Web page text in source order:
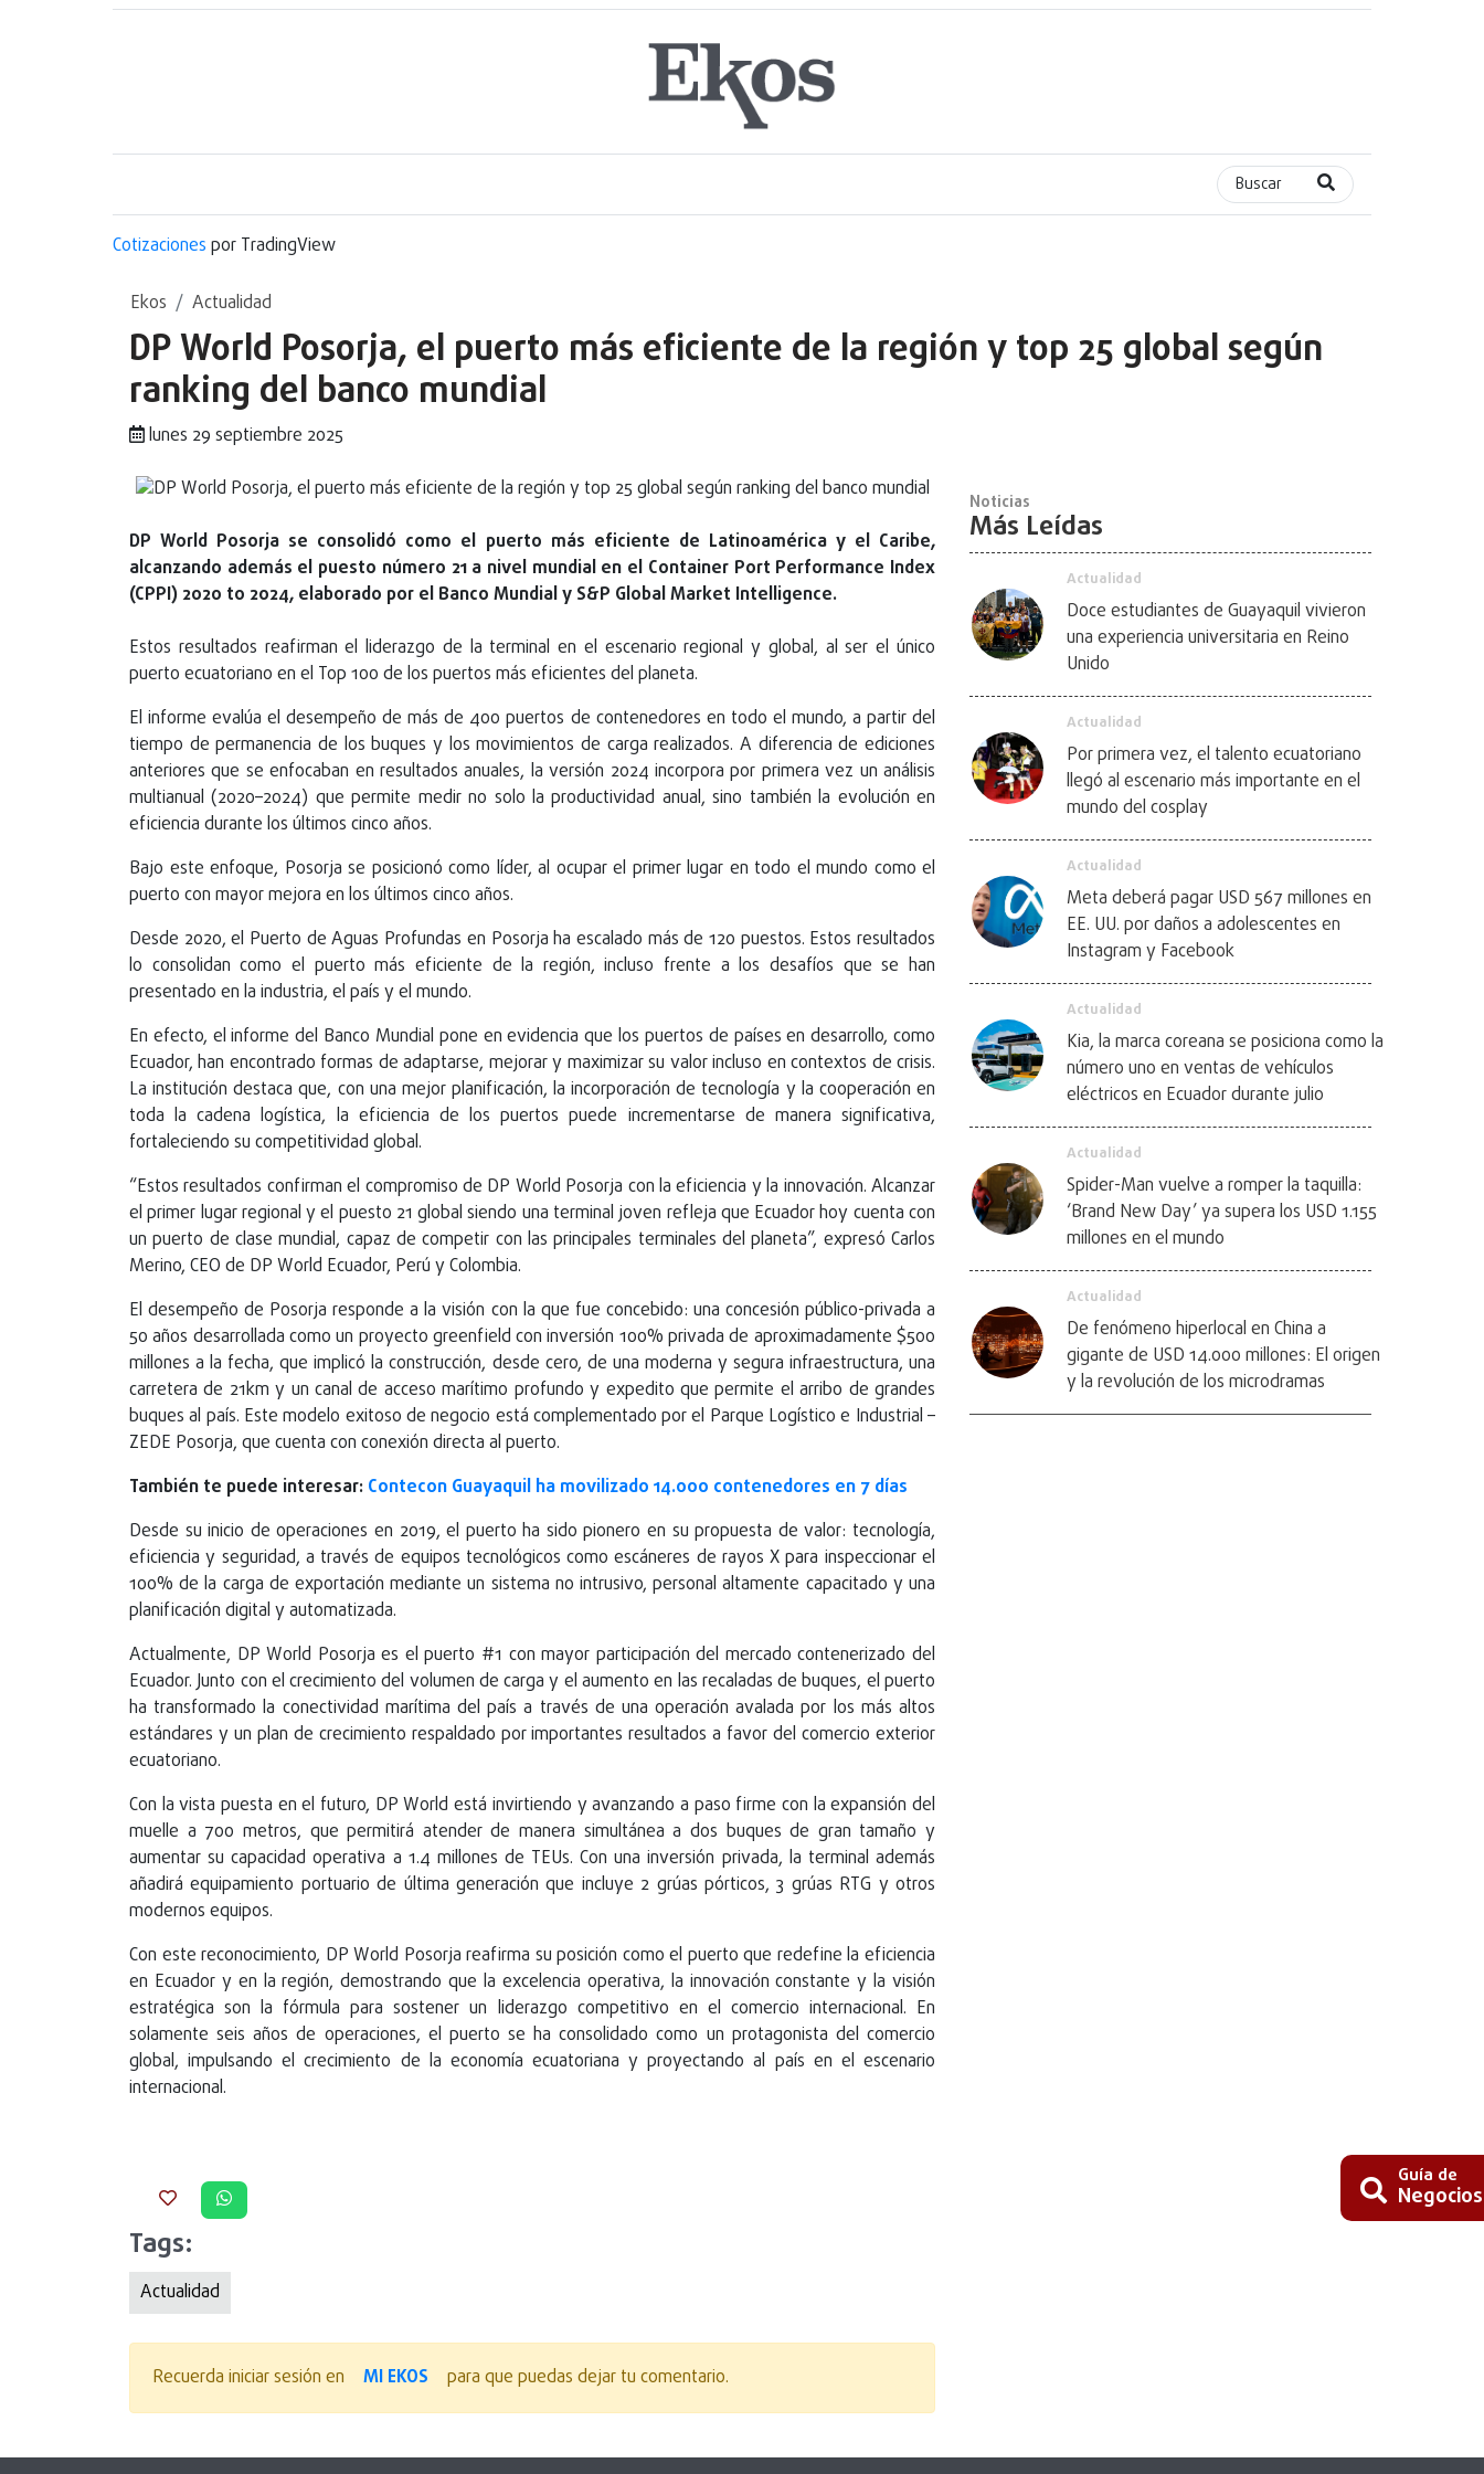
Buscar
Cotizaciones por TradingView
Ekos Actualidad
DP World Posorja, el puerto más eficiente de la región y top 25 global según
ranking del banco mundial
lunes 29 septiembre 2025
DP World Posorja se consolidó como el puerto más eficiente de Latinoamérica y el Caribe,
alcanzando además el puesto número 21 a nivel mundial en el Container Port Performance Index
(CPPI) 2020 to 2024, elaborado por el Banco Mundial y S&P Global Market Intelligence.
Estos resultados reafirman el liderazgo de la terminal en el escenario regional y global, al ser el único
puerto ecuatoriano en el Top 100 de los puertos más eficientes del planeta.
El informe evalúa el desempeño de más de 400 puertos de contenedores en todo el mundo, a partir del
tiempo de permanencia de los buques y los movimientos de carga realizados. A diferencia de ediciones
anteriores que se enfocaban en resultados anuales, la versión 2024 incorpora por primera vez un análisis
multianual (2020–2024) que permite medir no solo la productividad anual, sino también la evolución en
eficiencia durante los últimos cinco años.
Bajo este enfoque, Posorja se posicionó como líder, al ocupar el primer lugar en todo el mundo como el
puerto con mayor mejora en los últimos cinco años.
Desde 2020, el Puerto de Aguas Profundas en Posorja ha escalado más de 120 puestos. Estos resultados
lo consolidan como el puerto más eficiente de la región, incluso frente a los desafíos que se han
presentado en la industria, el país y el mundo.
En efecto, el informe del Banco Mundial pone en evidencia que los puertos de países en desarrollo, como
Ecuador, han encontrado formas de adaptarse, mejorar y maximizar su valor incluso en contextos de crisis.
La institución destaca que, con una mejor planificación, la incorporación de tecnología y la cooperación en
toda la cadena logística, la eficiencia de los puertos puede incrementarse de manera significativa,
fortaleciendo su competitividad global.
“Estos resultados confirman el compromiso de DP World Posorja con la eficiencia y la innovación. Alcanzar
el primer lugar regional y el puesto 21 global siendo una terminal joven refleja que Ecuador hoy cuenta con
un puerto de clase mundial, capaz de competir con las principales terminales del planeta”, expresó Carlos
Merino, CEO de DP World Ecuador, Perú y Colombia.
El desempeño de Posorja responde a la visión con la que fue concebido: una concesión público-privada a
50 años desarrollada como un proyecto greenfield con inversión 100% privada de aproximadamente $500
millones a la fecha, que implicó la construcción, desde cero, de una moderna y segura infraestructura, una
carretera de 21km y un canal de acceso marítimo profundo y expedito que permite el arribo de grandes
buques al país. Este modelo exitoso de negocio está complementado por el Parque Logístico e Industrial –
ZEDE Posorja, que cuenta con conexión directa al puerto.
También te puede interesar: Contecon Guayaquil ha movilizado 14.000 contenedores en 7 días
Desde su inicio de operaciones en 2019, el puerto ha sido pionero en su propuesta de valor: tecnología,
eficiencia y seguridad, a través de equipos tecnológicos como escáneres de rayos X para inspeccionar el
100% de la carga de exportación mediante un sistema no intrusivo, personal altamente capacitado y una
planificación digital y automatizada.
Actualmente, DP World Posorja es el puerto #1 con mayor participación del mercado contenerizado del
Ecuador. Junto con el crecimiento del volumen de carga y el aumento en las recaladas de buques, el puerto
ha transformado la conectividad marítima del país a través de una operación avalada por los más altos
estándares y un plan de crecimiento respaldado por importantes resultados a favor del comercio exterior
ecuatoriano.
Con la vista puesta en el futuro, DP World está invirtiendo y avanzando a paso firme con la expansión del
muelle a 700 metros, que permitirá atender de manera simultánea a dos buques de gran tamaño y
aumentar su capacidad operativa a 1.4 millones de TEUs. Con una inversión privada, la terminal además
añadirá equipamiento portuario de última generación que incluye 2 grúas pórticos, 3 grúas RTG y otros
modernos equipos.
Con este reconocimiento, DP World Posorja reafirma su posición como el puerto que redefine la eficiencia
en Ecuador y en la región, demostrando que la excelencia operativa, la innovación constante y la visión
estratégica son la fórmula para sostener un liderazgo competitivo en el comercio internacional. En
solamente seis años de operaciones, el puerto se ha consolidado como un protagonista del comercio
global, impulsando el crecimiento de la economía ecuatoriana y proyectando al país en el escenario
internacional.
Tags:
Actualidad
Recuerda iniciar sesión en MI EKOS para que puedas dejar tu comentario.
Noticias
Más Leídas
Actualidad
Doce estudiantes de Guayaquil vivieron
una experiencia universitaria en Reino
Unido
Actualidad
Por primera vez, el talento ecuatoriano
llegó al escenario más importante en el
mundo del cosplay
Actualidad
Meta deberá pagar USD 567 millones en
EE. UU. por daños a adolescentes en
Instagram y Facebook
Actualidad
Kia, la marca coreana se posiciona como la
número uno en ventas de vehículos
eléctricos en Ecuador durante julio
Actualidad
Spider-Man vuelve a romper la taquilla:
‘Brand New Day’ ya supera los USD 1.155
millones en el mundo
Actualidad
De fenómeno hiperlocal en China a
gigante de USD 14.000 millones: El origen
y la revolución de los microdramas
Guía de